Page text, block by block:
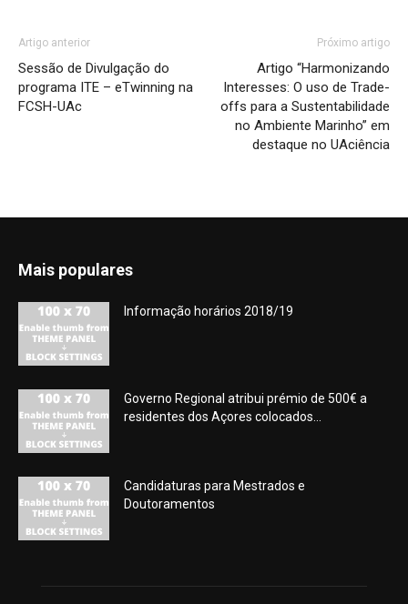
Artigo anterior
Sessão de Divulgação do
programa ITE – eTwinning na
FCSH-UAc
Próximo artigo
Artigo “Harmonizando
Interesses: O uso de Trade-
offs para a Sustentabilidade
no Ambiente Marinho” em
destaque no UAciência
Mais populares
Informação horários 2018/19
Governo Regional atribui prémio de 500€ a
residentes dos Açores colocados...
Candidaturas para Mestrados e
Doutoramentos